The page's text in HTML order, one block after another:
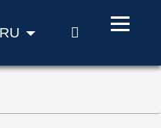
RU ПОИСК